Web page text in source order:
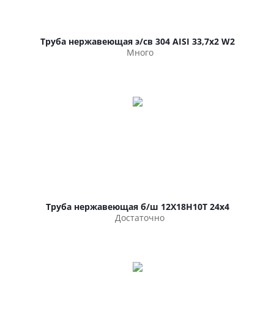
Труба нержавеющая э/св 304 AISI 33,7х2 W2
Много
Труба нержавеющая б/ш 12Х18Н10Т 24х4
Достаточно